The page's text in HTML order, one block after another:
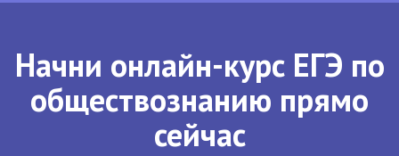
Начни онлайн-курс ЕГЭ по
обществознанию прямо
сейчас